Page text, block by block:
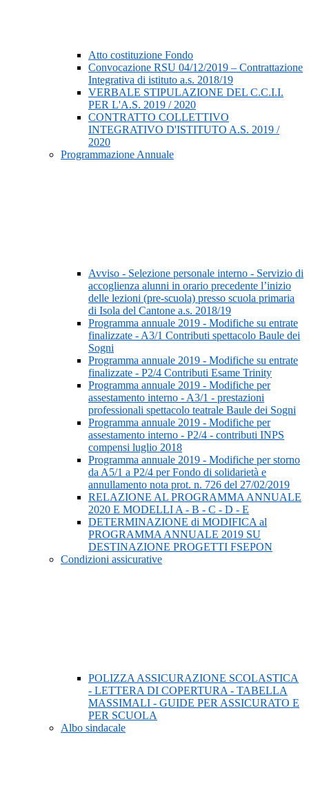
Atto costituzione Fondo
Convocazione RSU 04/12/2019 – Contrattazione
Integrativa di istituto a.s. 2018/19
VERBALE STIPULAZIONE DEL C.C.I.I.
PER L'A.S. 2019 / 2020
CONTRATTO COLLETTIVO
INTEGRATIVO D'ISTITUTO A.S. 2019 /
2020
Programmazione Annuale
Avviso - Selezione personale interno - Servizio di
accoglienza alunni in orario precedente l’inizio
delle lezioni (pre-scuola) presso scuola primaria
di Isola del Cantone a.s. 2018/19
Programma annuale 2019 - Modifiche su entrate
finalizzate - A3/1 Contributi spettacolo Baule dei
Sogni
Programma annuale 2019 - Modifiche su entrate
finalizzate - P2/4 Contributi Esame Trinity
Programma annuale 2019 - Modifiche per
assestamento interno - A3/1 - prestazioni
professionali spettacolo teatrale Baule dei Sogni
Programma annuale 2019 - Modifiche per
assestamento interno - P2/4 - contributi INPS
compensi luglio 2018
Programma annuale 2019 - Modifiche per storno
da A5/1 a P2/4 per Fondo di solidarietà e
annullamento nota prot. n. 726 del 27/02/2019
RELAZIONE AL PROGRAMMA ANNUALE
2020 E MODELLI A - B - C - D - E
DETERMINAZIONE di MODIFICA al
PROGRAMMA ANNUALE 2019 SU
DESTINAZIONE PROGETTI FSEPON
Condizioni assicurative
POLIZZA ASSICURAZIONE SCOLASTICA
- LETTERA DI COPERTURA - TABELLA
MASSIMALI - GUIDE PER ASSICURATO E
PER SCUOLA
Albo sindacale